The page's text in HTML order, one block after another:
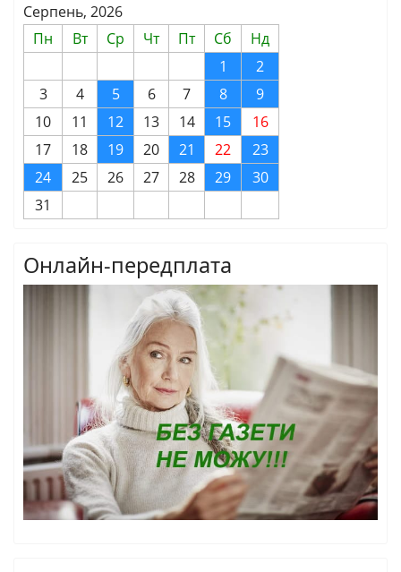
Серпень, 2026
Пн
Вт Ср Чт Пт Сб
Нд
1
2
3
4 5 6 7 8
9
10
11 12 13 14 15
16
17
18 19 20 21 22
23
24
25 26 27 28 29
30
31
Онлайн-передплата